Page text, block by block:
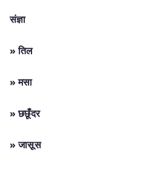
संज्ञा
» तिल
» मसा
» छछूँदर
» जासूस